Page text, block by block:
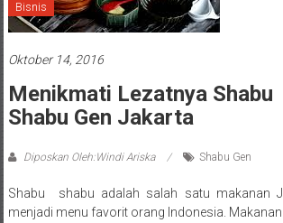
Bisnis
Oktober 14, 2016
Menikmati Lezatnya Shabu
Shabu Gen Jakarta
Diposkan Oleh:Windi Ariska Shabu Gen
Shabu  shabu adalah salah satu makanan
menjadi menu favorit orang Indonesia.